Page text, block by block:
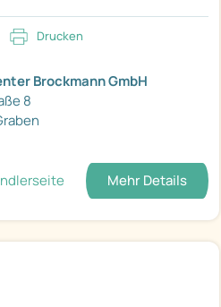
Drucken
Brockmann GmbH
8
Mehr Details